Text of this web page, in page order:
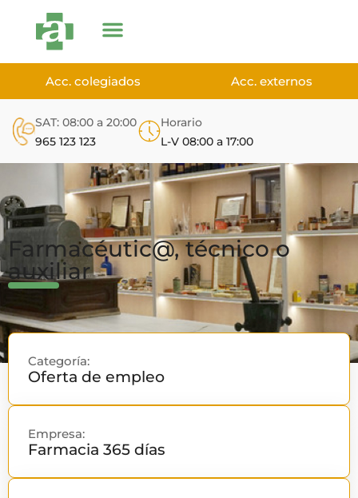
Acc. colegiados Acc. externos
SAT: 08:00 a 20:00
965 123 123
Horario
L-V 08:00 a 17:00
Farmacéutic@, técnico o
auxiliar
Categoría:
Oferta de empleo
Empresa:
Farmacia 365 días